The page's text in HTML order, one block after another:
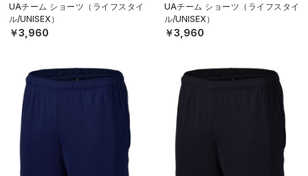
UAチーム ショーツ（ライフスタイ
ル/UNISEX）
￥3,960
UAチーム ショーツ（ライフスタイ
ル/UNISEX）
￥3,960